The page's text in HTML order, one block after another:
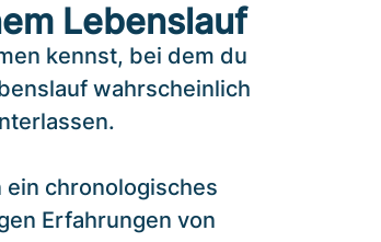
Lebenslauf
kennst, bei dem du
wahrscheinlich
chronologisches
Erfahrungen von